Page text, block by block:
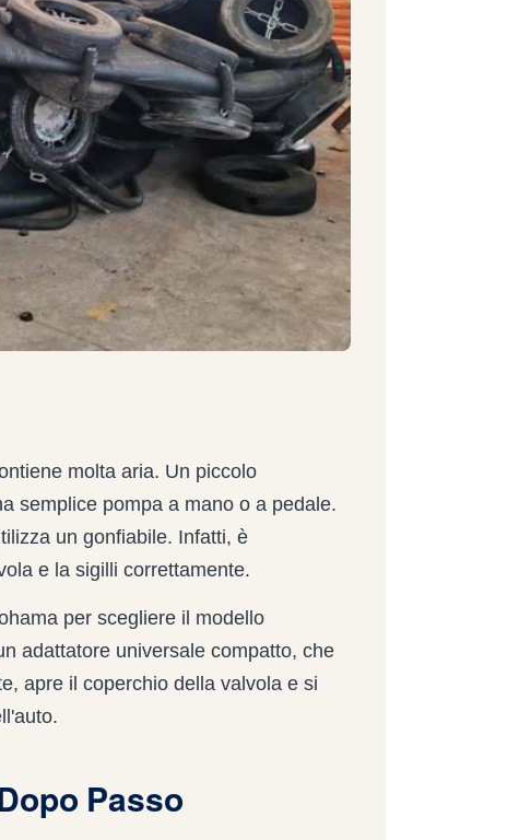
molta aria. Un piccolo
semplice pompa a mano o a pedale.
un gonfiabile. Infatti, è
e la sigilli correttamente.
per scegliere il modello
adattatore universale compatto, che
apre il coperchio della valvola e si
Passo